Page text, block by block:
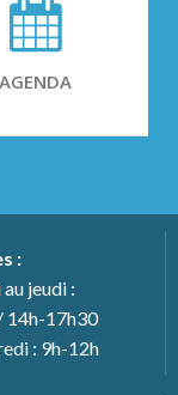
AGENDA
:
jeudi :
14h-17h30
: 9h-12h